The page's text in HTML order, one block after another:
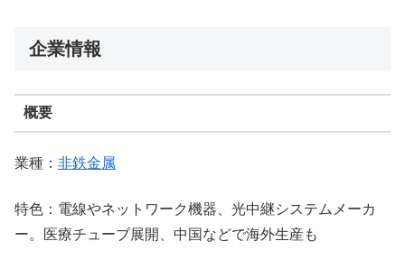
企業情報
概要
業種： 非鉄金属
特色：電線やネットワーク機器、光中継システムメーカ
ー。医療チューブ展開、中国などで海外生産も